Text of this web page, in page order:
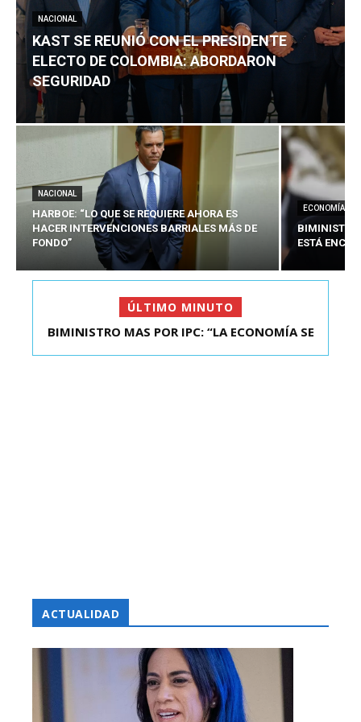
NACIONAL
KAST SE REUNIÓ CON EL PRESIDENTE
ELECTO DE COLOMBIA: ABORDARON
SEGURIDAD
NACIONAL
HARBOE: “LO QUE SE REQUIERE AHORA ES
HACER INTERVENCIONES BARRIALES MÁS DE
FONDO”
ECONOMÍA
BIMINISTRO
ESTÁ
ÚLTIMO MINUTO
KAST SE REUNIÓ CON EL PRESIDENTE ELECTO DE
BIMINISTRO MAS POR IPC: “LA ECONOMÍA SE
ACTUALIDAD